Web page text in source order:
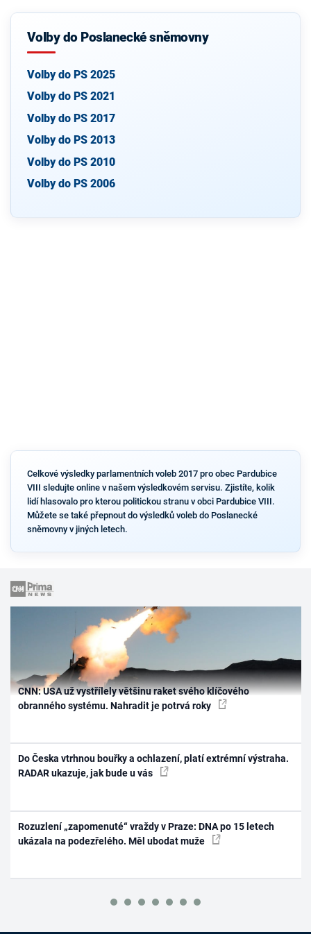
Volby do Poslanecké sněmovny
Volby do PS 2025
Volby do PS 2021
Volby do PS 2017
Volby do PS 2013
Volby do PS 2010
Volby do PS 2006
Celkové výsledky parlamentních voleb 2017 pro obec Pardubice
VIII sledujte online v našem výsledkovém servisu. Zjistíte, kolik
lidí hlasovalo pro kterou politickou stranu v obci Pardubice VIII.
Můžete se také přepnout do výsledků voleb do Poslanecké
sněmovny v jiných letech.
CNN: USA už vystřílely většinu raket svého klíčového
obranného systému. Nahradit je potrvá roky
Do Česka vtrhnou bouřky a ochlazení, platí extrémní výstraha.
RADAR ukazuje, jak bude u vás
Rozuzlení „zapomenuté“ vraždy v Praze: DNA po 15 letech
ukázala na podezřelého. Měl ubodat muže